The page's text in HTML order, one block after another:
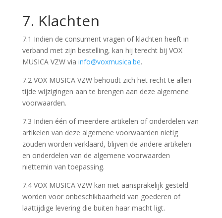
7. Klachten
7.1 Indien de consument vragen of klachten heeft in
verband met zijn bestelling, kan hij terecht bij VOX
MUSICA VZW via info@voxmusica.be.
7.2 VOX MUSICA VZW behoudt zich het recht te allen
tijde wijzigingen aan te brengen aan deze algemene
voorwaarden.
7.3 Indien één of meerdere artikelen of onderdelen van
artikelen van deze algemene voorwaarden nietig
zouden worden verklaard, blijven de andere artikelen
en onderdelen van de algemene voorwaarden
niettemin van toepassing.
7.4 VOX MUSICA VZW kan niet aansprakelijk gesteld
worden voor onbeschikbaarheid van goederen of
laattijdige levering die buiten haar macht ligt.